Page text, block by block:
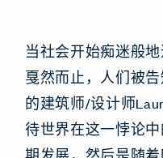
当社会开始痴迷般
戛然而止，人们被
的建筑师/设计师
待世界在这一悖论